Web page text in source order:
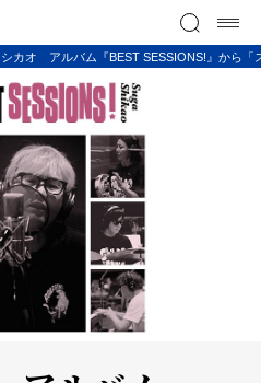
シカオ アルバム『BEST SESSIONS!』から「